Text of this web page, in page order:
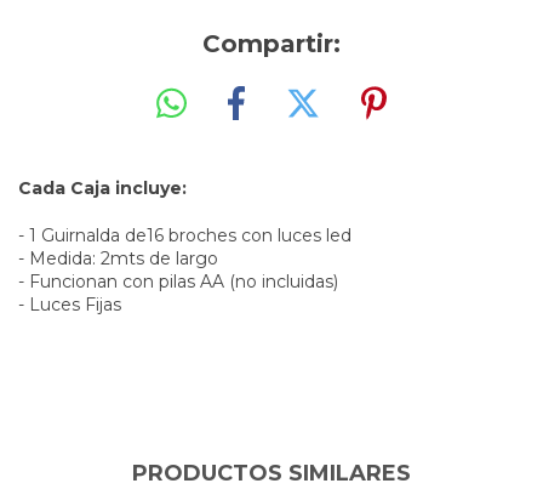
Compartir:
Cada Caja incluye:
- 1 Guirnalda de16 broches con luces led
- Medida: 2mts de largo
- Funcionan con pilas AA (no incluidas)
- Luces Fijas
PRODUCTOS SIMILARES